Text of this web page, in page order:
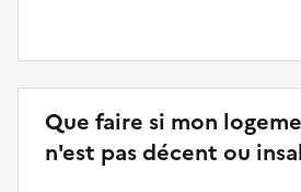
Que faire si mon
n'est pas décent ou